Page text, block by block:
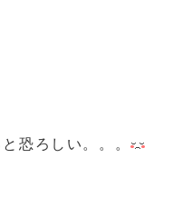
恐ろしい。。。